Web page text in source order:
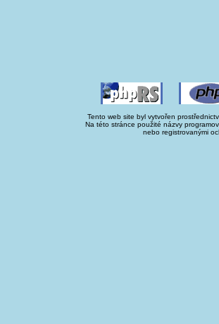
Tento web site byl vytvořen
Na této stránce použité názvy
nebo registrovanými